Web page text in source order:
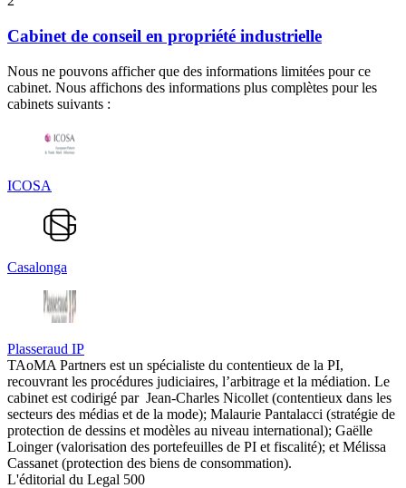
Cabinet de conseil en propriété industrielle
Nous ne pouvons afficher que des informations limitées pour ce
cabinet. Nous affichons des informations plus complètes pour les
cabinets suivants :
ICOSA
Casalonga
Plasseraud IP
TAoMA Partners est un spécialiste du contentieux de la PI,
recouvrant les procédures judiciaires, l’arbitrage et la médiation. Le
cabinet est codirigé par Jean-Charles Nicollet (contentieux dans les
secteurs des médias et de la mode); Malaurie Pantalacci (stratégie de
protection de dessins et modèles au niveau international); Gaëlle
Loinger (valorisation des portefeuilles de PI et fiscalité); et Mélissa
Cassanet (protection des biens de consommation).
L'éditorial du Legal 500